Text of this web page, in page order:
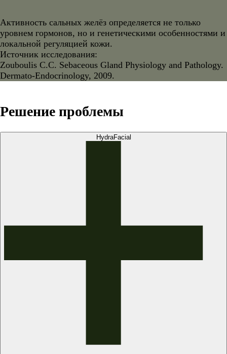
Активность сальных желёз определяется не только
уровнем гормонов, но и генетическими особенностями и
локальной регуляцией кожи.
Источник исследования:
Zouboulis C.C. Sebaceous Gland Physiology and Pathology.
Dermato-Endocrinology, 2009.
Решение проблемы
HydraFacial